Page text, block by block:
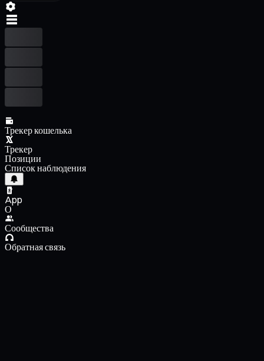
Трекер кошелька
Трекер
Позиции
Список наблюдения
App
О
Сообщества
Обратная связь